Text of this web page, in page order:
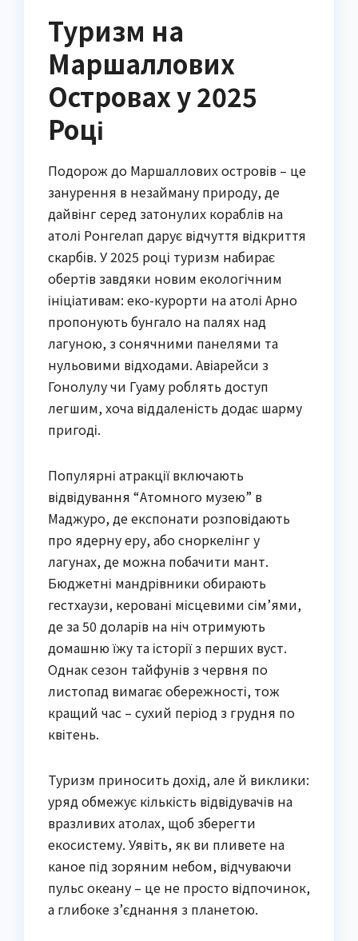
Туризм на
Маршаллових
Островах у 2025
Році
Подорож до Маршаллових островів – це
занурення в незайману природу, де
дайвінг серед затонулих кораблів на
атолі Ронгелап дарує відчуття відкриття
скарбів. У 2025 році туризм набирає
обертів завдяки новим екологічним
ініціативам: еко-курорти на атолі Арно
пропонують бунгало на палях над
лагуною, з сонячними панелями та
нульовими відходами. Авіарейси з
Гонолулу чи Гуаму роблять доступ
легшим, хоча віддаленість додає шарму
пригоді.
Популярні атракції включають
відвідування “Атомного музею” в
Маджуро, де експонати розповідають
про ядерну еру, або сноркелінг у
лагунах, де можна побачити мант.
Бюджетні мандрівники обирають
гестхаузи, керовані місцевими сім’ями,
де за 50 доларів на ніч отримують
домашню їжу та історії з перших вуст.
Однак сезон тайфунів з червня по
листопад вимагає обережності, тож
кращий час – сухий період з грудня по
квітень.
Туризм приносить дохід, але й виклики:
уряд обмежує кількість відвідувачів на
вразливих атолах, щоб зберегти
екосистему. Уявіть, як ви пливете на
каное під зоряним небом, відчуваючи
пульс океану – це не просто відпочинок,
а глибоке з’єднання з планетою.